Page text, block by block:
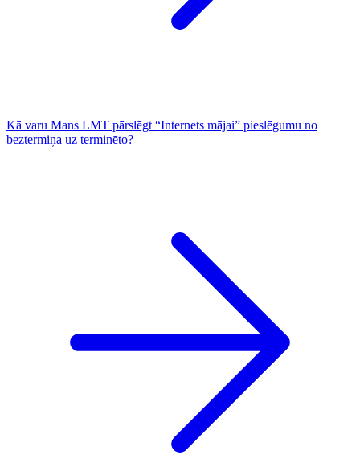
Kā varu Mans LMT pārslēgt “Internets mājai” pieslēgumu no
beztermiņa uz terminēto?